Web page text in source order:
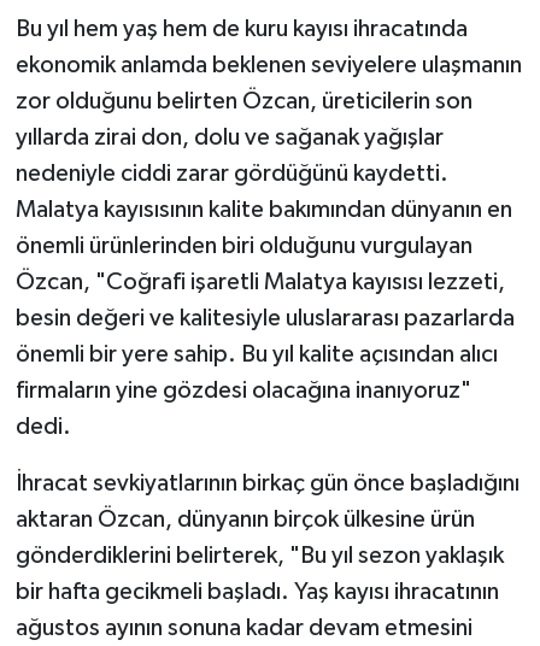
Bu yıl hem yaş hem de kuru kayısı ihracatında
ekonomik anlamda beklenen seviyelere ulaşmanın
zor olduğunu belirten Özcan, üreticilerin son
yıllarda zirai don, dolu ve sağanak yağışlar
nedeniyle ciddi zarar gördüğünü kaydetti.
Malatya kayısısının kalite bakımından dünyanın en
önemli ürünlerinden biri olduğunu vurgulayan
Özcan, "Coğrafi işaretli Malatya kayısısı lezzeti,
besin değeri ve kalitesiyle uluslararası pazarlarda
önemli bir yere sahip. Bu yıl kalite açısından alıcı
firmaların yine gözdesi olacağına inanıyoruz"
dedi.
İhracat sevkiyatlarının birkaç gün önce başladığını
aktaran Özcan, dünyanın birçok ülkesine ürün
gönderdiklerini belirterek, "Bu yıl sezon yaklaşık
bir hafta gecikmeli başladı. Yaş kayısı ihracatının
ağustos ayının sonuna kadar devam etmesini